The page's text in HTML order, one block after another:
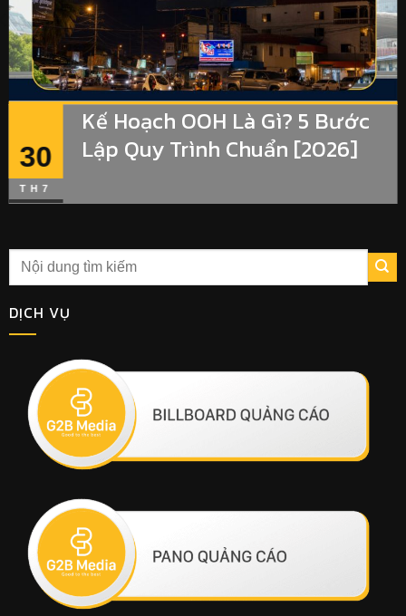
30
TH7
Kế Hoạch OOH Là Gì? 5 Bước
Lập Quy Trình Chuẩn [2026]
DỊCH VỤ